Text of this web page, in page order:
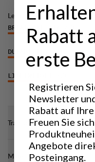
Leistung
BREATHABILITY /6
DURABILITY 4/6
LIGHTWEIGHT
Transparenz
Materialien
Rabatt
erste
Registrieren
Newsletter
Rabatt auf
Freuen Sie
Angebote
Posteingang.